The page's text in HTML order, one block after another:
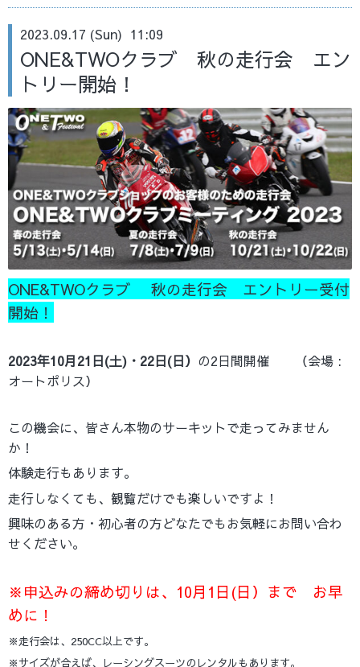
2023.09.17 (Sun) 11:09
ONE&TWOクラブ 秋の走行会 エン
トリー開始！
ONE&TWOクラブ 秋の走行会 エントリー受付
開始！
2023年10月21日(土)・22日(日） の2日間開催 （会場 :
オートポリス）
この機会に、皆さん本物のサーキットで走ってみません
か！
体験走行もあります。
走行しなくても、観覧だけでも楽しいですよ！
興味のある方・初心者の方どなたでもお気軽にお問い合わ
せください。
※申込みの締め切りは、10月1日(日）まで お早
めに！
※走行会は、250CC以上です。
※サイズが合えば、レーシングスーツのレンタルもあります。